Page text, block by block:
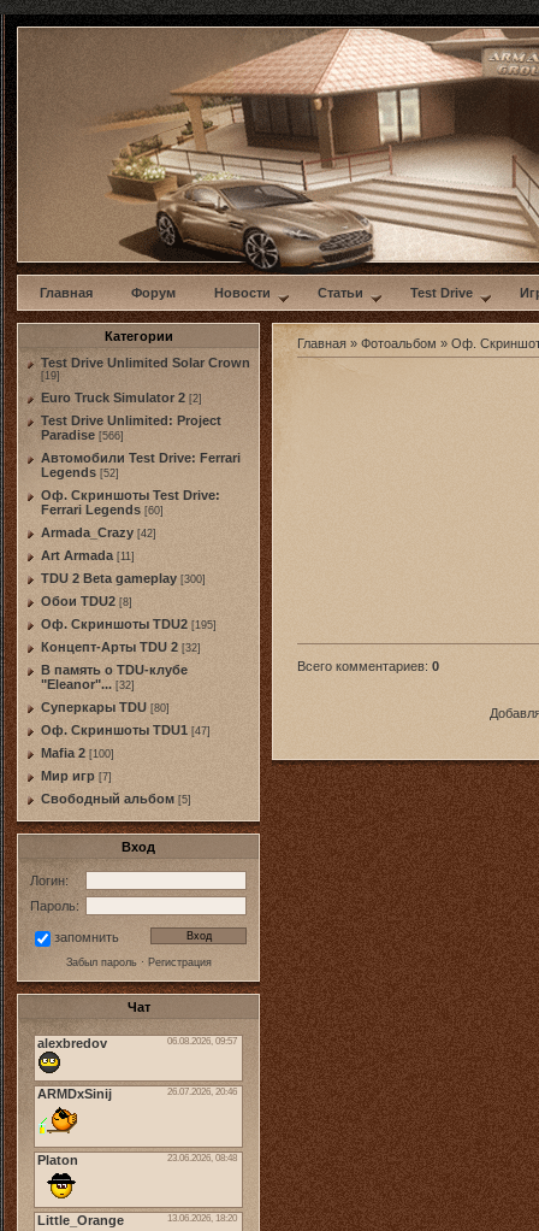
w
Главная Форум Новости Статьи Test Drive
Категории
Test Drive Unlimited Solar Crown
[19]
Euro Truck Simulator 2 [2]
Test Drive Unlimited: Project
Paradise [566]
Автомобили Test Drive: Ferrari
Legends [52]
Оф. Скриншоты Test Drive:
Ferrari Legends [60]
Armada_Crazy [42]
Art Armada [11]
TDU 2 Beta gameplay [300]
Обои TDU2 [8]
Оф. Скриншоты TDU2 [195]
Концепт-Арты TDU 2 [32]
В память о TDU-клубе
"Eleanor"... [32]
Суперкары TDU [80]
Оф. Скриншоты TDU1 [47]
Mafia 2 [100]
Мир игр [7]
Свободный альбом [5]
Вход
Логин:
Пароль:
запомнить
Забыл пароль· Регистрация
Чат
Главная » Фотоальбом » Оф.
Всего комментариев: 0